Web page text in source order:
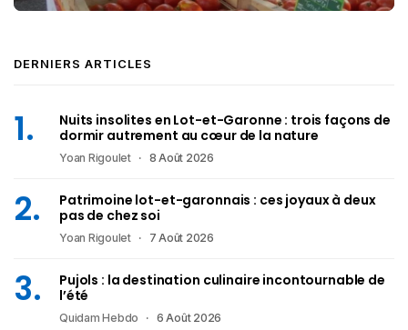
DERNIERS ARTICLES
Nuits insolites en Lot-et-Garonne : trois façons de
dormir autrement au cœur de la nature
Yoan Rigoulet 8 Août 2026
Patrimoine lot-et-garonnais : ces joyaux à deux
pas de chez soi
Yoan Rigoulet 7 Août 2026
Pujols : la destination culinaire incontournable de
l’été
Quidam Hebdo 6 Août 2026